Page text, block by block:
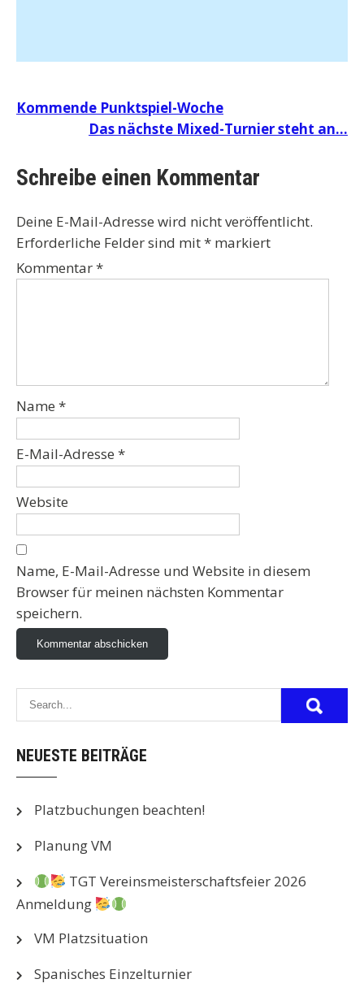
Beitragsnavigation
Kommende Punktspiel-Woche
Das nächste Mixed-Turnier steht an…
Schreibe einen Kommentar
Deine E-Mail-Adresse wird nicht veröffentlicht.
Erforderliche Felder sind mit* markiert
Kommentar*
Name *
E-Mail-Adresse *
Website
Name, E-Mail-Adresse und Website in diesem
Browser für meinen nächsten Kommentar
speichern.
NEUESTE BEITRÄGE
Platzbuchungen beachten!
Planung VM
TGT Vereinsmeisterschaftsfeier 2026
Anmeldung
VM Platzsituation
Spanisches Einzelturnier